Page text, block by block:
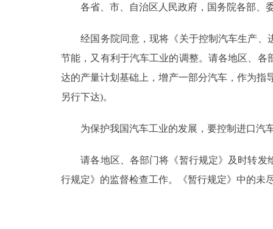
12345网上接诉即办
走进北京
北京概况
各省、市、自治区人民政府，国务院各部、
经国务院同意，现将《关于控制汽车生产、
节能，又有利于汽车工业的调整。请各地区、
达的产量计划基础上，增产一部分汽车，作为指
另行下达)。
为保护我国汽车工业的发展，要控制进口汽
请各地区、各部门将《暂行规定》及时转发
行规定》的监督检查工作。《暂行规定》中的未